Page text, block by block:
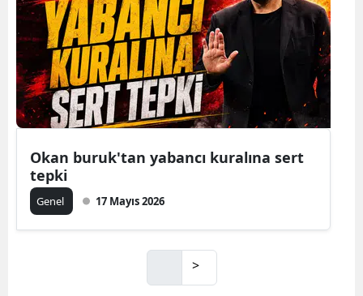
Okan buruk'tan yabancı kuralına sert
tepki
Genel 17 Mayıs 2026
>